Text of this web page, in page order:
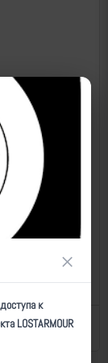
17.12.2025 22:12
×
к
LOSTARMOUR